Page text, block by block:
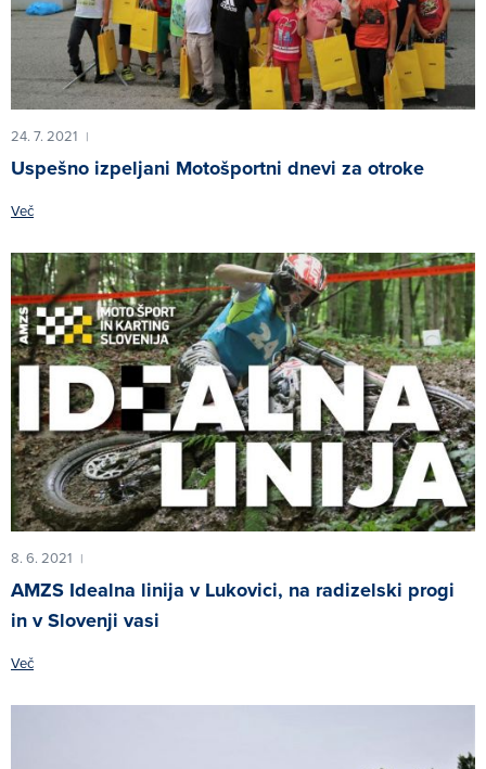
24. 7. 2021 |
Uspešno izpeljani Motošportni dnevi za otroke
Več
8. 6. 2021 |
AMZS Idealna linija v Lukovici, na radizelski progi
in v Slovenji vasi
Več